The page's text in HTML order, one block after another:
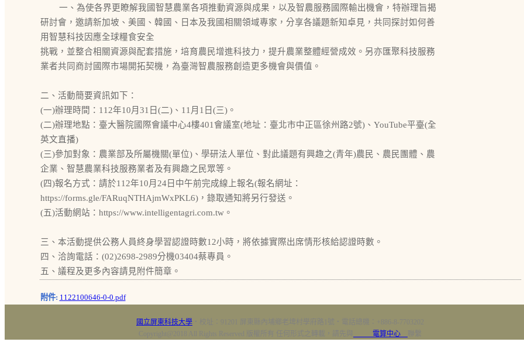
一、為使各界更瞭解我國智慧農業各項推動資源與成果，以及智農服務國際輸出機會，特辦理旨揭
研討會，邀請新加坡、美國、韓國、日本及我國相關領域專家，分享各議題新知卓見，共同探討如何善
用智慧科技因應全球糧食安全
挑戰，並整合相關資源與配套措施，培育農民增進科技力，提升農業整體經營成效。另亦匯聚科技服務
業者共同商討國際市場開拓契機，為臺灣智農服務創造更多機會與價值。
二、活動簡要資訊如下：
(一)辦理時間：112年10月31日(二)、11月1日(三)。
(二)辦理地點：臺大醫院國際會議中心4樓401會議室(地址：臺北市中正區徐州路2號)、YouTube平臺(全
英文直播)
(三)參加對象：農業部及所屬機關(單位)、學研法人單位、對此議題有興趣之(青年)農民、農民團體、農
企業、智慧農業科技服務業者及有興趣之民眾等。
(四)報名方式：請於112年10月24日中午前完成線上報名(報名網址：
https://forms.gle/FARuqNTHAjmWxPKL6)，錄取通知將另行發送。
(五)活動網站：https://www.intelligentagri.com.tw。
三、本活動提供公務人員終身學習認證時數12小時，將依據實際出席情形核給認證時數。
四、洽詢電話：(02)2698-2989分機03404蔡專員。
五、議程及更多內容請見附件簡章。
附件: 1122100646-0-0.pdf
國立屏東科技大學
電算中心